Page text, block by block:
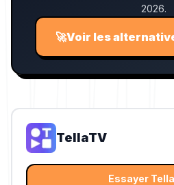
2026.
🚀Voir les
TellaTV
Essayer